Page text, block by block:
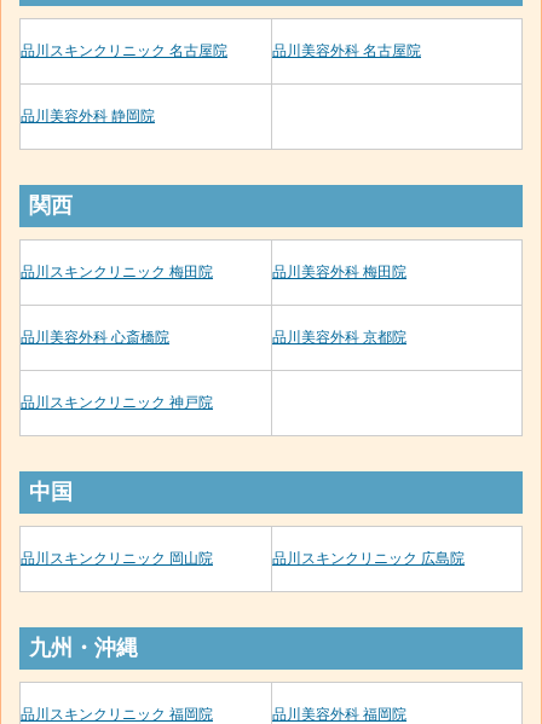
品川スキンクリニック 名古屋院 品川美容外科 名古屋院
品川美容外科 静岡院
関西
品川スキンクリニック 梅田院 品川美容外科 梅田院
品川美容外科 心斎橋院 品川美容外科 京都院
品川スキンクリニック 神戸院
中国
品川スキンクリニック 岡山院 品川スキンクリニック 広島院
九州・沖縄
品川スキンクリニック 福岡院 品川美容外科 福岡院